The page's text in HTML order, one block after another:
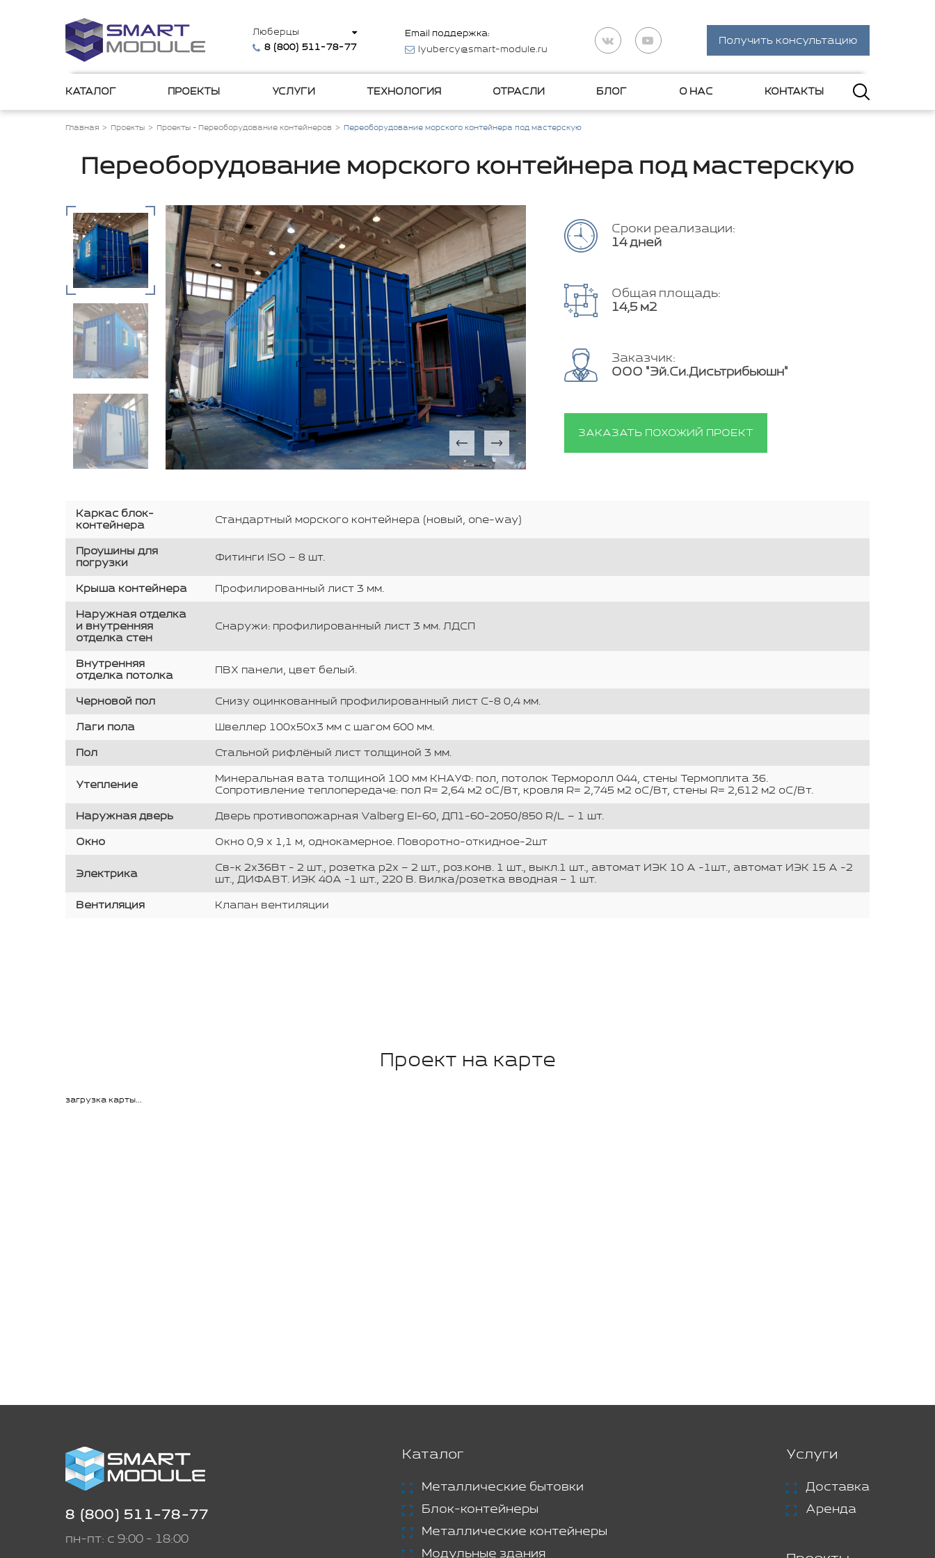
Люберцы
8 (800) 511-78-77
Email поддержка:
lyubercy@smart-module.ru
Получить консультацию
КАТАЛОГ ПРОЕКТЫ УСЛУГИ ТЕХНОЛОГИЯ ОТРАСЛИ БЛОГ О НАС КОНТАКТЫ
Главная Проекты Проекты - Переоборудование контейнеров Переоборудование морского контейнера под мастерскую
Переоборудование морского контейнера под мастерскую
Сроки реализации:
14 дней
Общая площадь:
14,5 м2
Заказчик:
ООО "Эй.Си.Дисьтрибьюшн"
ЗАКАЗАТЬ ПОХОЖИЙ ПРОЕКТ
Каркас блок-
контейнера
Стандартный морского контейнера (новый, one-way)
Проушины для
погрузки
Фитинги ISO – 8 шт.
Крыша контейнера Профилированный лист 3 мм.
Наружная отделка
и внутренняя
отделка стен
Снаружи: профилированный лист 3 мм. ЛДСП
Внутренняя
отделка потолка
ПВХ панели, цвет белый.
Черновой пол Снизу оцинкованный профилированный лист С-8 0,4 мм.
Лаги пола Швеллер 100х50х3 мм с шагом 600 мм.
Пол Стальной рифлёный лист толщиной 3 мм.
Утепление
Минеральная вата толщиной 100 мм КНАУФ: пол, потолок Терморолл 044, стены Термоплита 36.
Сопротивление теплопередаче: пол R= 2,64 м2 оС/Вт, кровля R= 2,745 м2 оС/Вт, стены R= 2,612 м2 оС/Вт.
Наружная дверь Дверь противопожарная Valberg EI-60, ДП1-60-2050/850 R/L – 1 шт.
Окно Окно 0,9 х 1,1 м, однокамерное. Поворотно-откидное-2шт
Электрика
Св-к 2х36Вт - 2 шт., розетка р2х – 2 шт., роз.конв. 1 шт., выкл.1 шт., автомат ИЭК 10 А -1шт., автомат ИЭК 15 А -2
шт., ДИФАВТ. ИЭК 40А -1 шт., 220 В. Вилка/розетка вводная – 1 шт.
Вентиляция Клапан вентиляции
Проект на карте
загрузка карты...
8 (800) 511-78-77
пн-пт: с 9:00 - 18:00
Каталог
Металлические бытовки
Блок-контейнеры
Металлические контейнеры
Модульные здания
Услуги
Доставка
Аренда